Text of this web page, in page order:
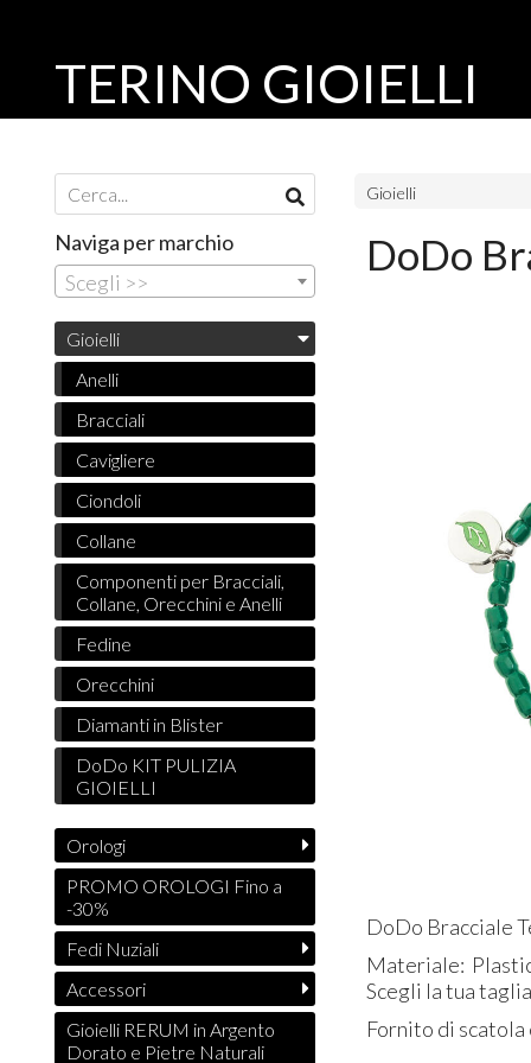
TERINO GIOIELLI
Gioielli
DoDo
DoDo Bracciale
Materiale:
Scegli la tua taglia
Fornito di scatola
Naviga per marchio
Scegli >>
Gioielli
Anelli
Bracciali
Cavigliere
Ciondoli
Collane
Componenti per Bracciali,
Collane, Orecchini e Anelli
Fedine
Orecchini
Diamanti in Blister
DoDo KIT PULIZIA
GIOIELLI
Orologi
PROMO OROLOGI Fino a
-30%
Fedi Nuziali
Accessori
Gioielli RERUM in Argento
Dorato e Pietre Naturali